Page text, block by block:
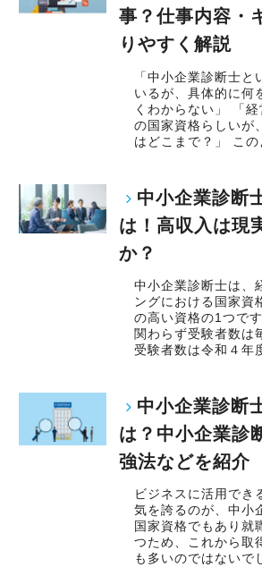
事？仕事内容・
りやすく解説
「中小企業診断士と
いるが、具体的に何
くわからない」 「
の国家資格らしいが
はどこまで？」 この
中小企業診断
は！高収入は現
か？
中小企業診断士は、
ングにおける国家資
の高い資格の1つで
関わらず受験者数は
受験者数は令和４年
中小企業診断
は？中小企業診
強法などを紹介
ビジネスに活用でき
気を誇るのが、中小
国家資格でもあり就
つため、これから取
も多いのではないで